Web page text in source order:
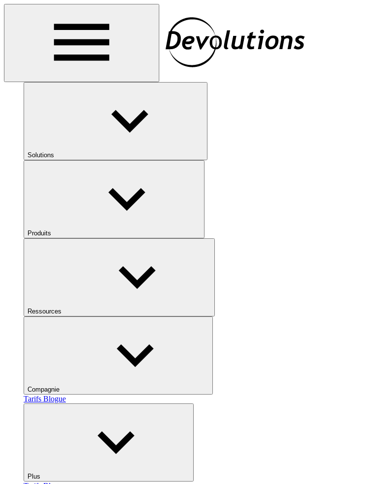
Solutions
Produits
Ressources
Compagnie
Tarifs Blogue
Plus